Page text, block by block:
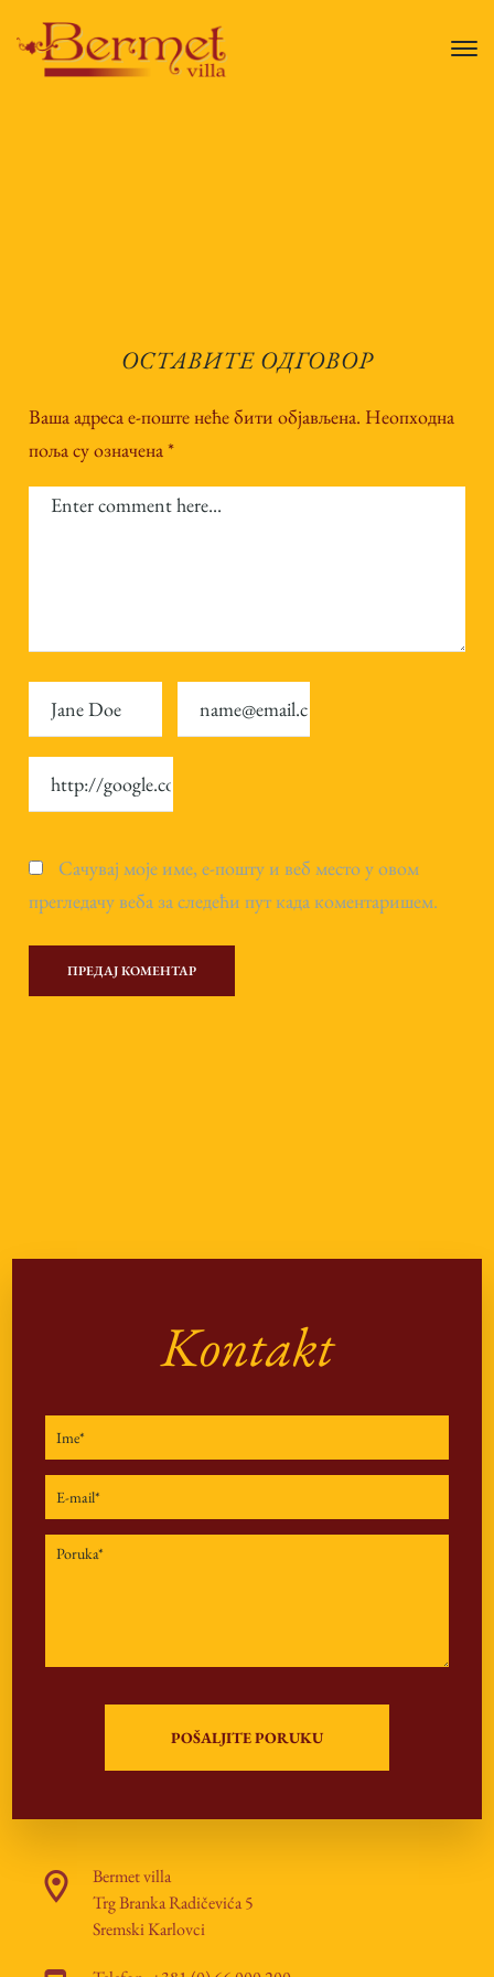
ОСТАВИТЕ ОДГОВОР
Ваша адреса е-поште неће бити објављена. Неопходна
поља су означена*
Сачувај моје име, е-пошту и веб место у овом
прегледачу веба за следећи пут када коментаришем.
Kontakt
Bermet villa
Trg Branka Radičevića 5
Sremski Karlovci